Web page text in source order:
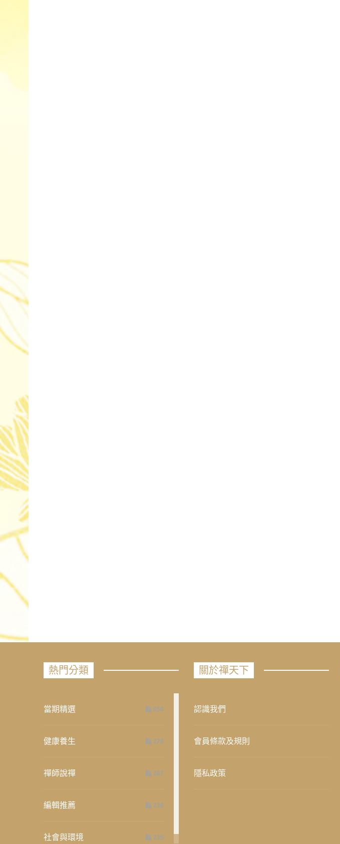
熱門分類
當期精選 658
健康養生 276
禪師說禪 267
編輯推薦 236
社會與環境 235
關於禪天下
認識我們
會員條款及規則
隱私政策